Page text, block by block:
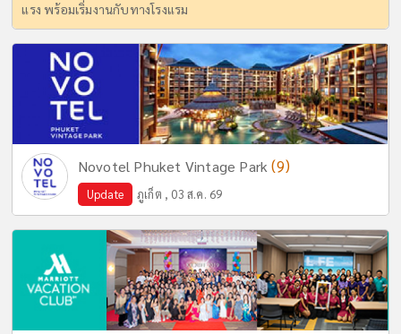
แรง พร้อมเริ่มงานกับทางโรงแรม
Novotel Phuket Vintage Park(9)
Update ภูเก็ต , 03 ส.ค. 69